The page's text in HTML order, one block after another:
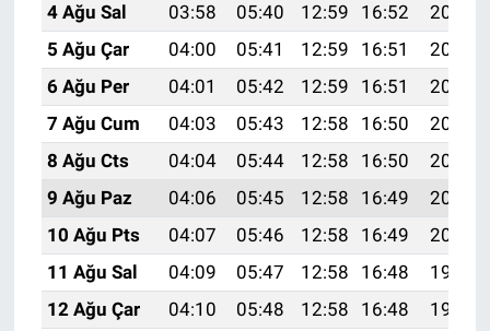
4 Ağu Sal
03:58 05:40 12:59 16:52
20:08
5 Ağu Çar
04:00 05:41 12:59 16:51
20:06
6 Ağu Per
04:01 05:42 12:59 16:51
20:05
7 Ağu Cum
04:03 05:43 12:58 16:50
20:04
8 Ağu Cts
04:04 05:44 12:58 16:50
20:03
9 Ağu Paz
04:06 05:45 12:58 16:49
20:02
10 Ağu Pts
04:07 05:46 12:58 16:49
20:00
11 Ağu Sal
04:09 05:47 12:58 16:48
19:59
12 Ağu Çar
04:10 05:48 12:58 16:48
19:58